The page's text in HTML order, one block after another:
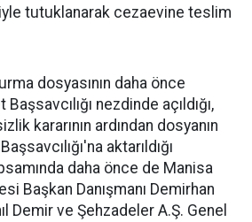
tutuklanarak cezaevine teslim
dosyasının daha önce
nezdinde açıldığı,
kararının ardından dosyanın
aktarıldığı
daha önce de Manisa
Başkan Danışmanı Demirhan
Demir ve Şehzadeler A.Ş. Genel